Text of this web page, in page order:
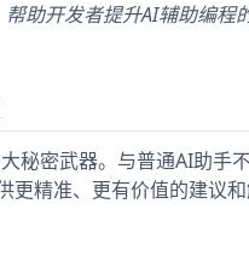
助开发者提升AI辅助编程
秘密武器。与普通AI助手
更精准、更有价值的建议